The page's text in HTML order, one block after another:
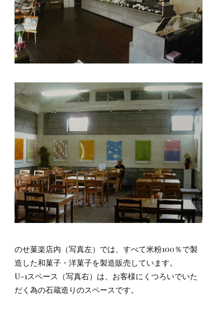
のせ菓楽店内（写真左）では、すべて米粉100％で製
造した和菓子・洋菓子を製造販売しています。
U-1スペース（写真右）は、お客様にくつろいでいた
だく為の石蔵造りのスペースです。